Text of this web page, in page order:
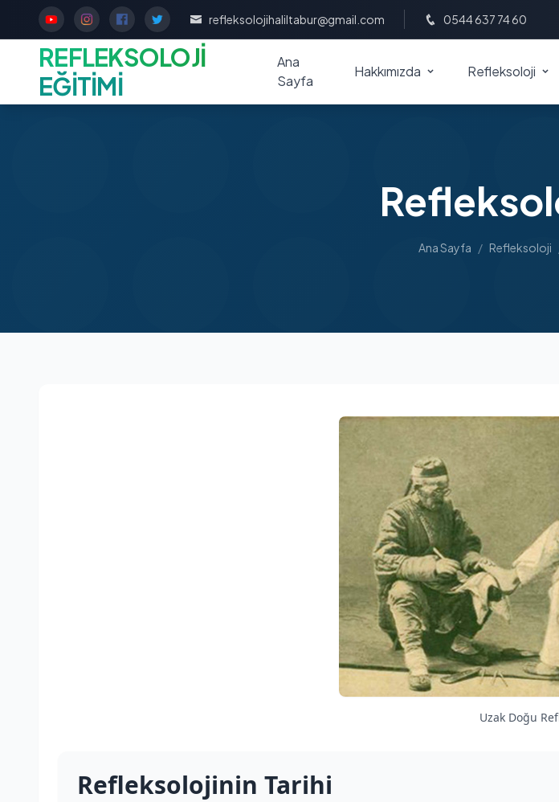
refleksolojihaliltabur@gmail.com 0544 637 74 60
REFLEKSOLOJİ
EĞİTİMİ
Ana
Sayfa
Hakkımızda Refleksoloji
Ana Sayfa / Refleksoloji
Uzak Doğu
Refleksolojinin Tarihi